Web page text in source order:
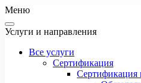
Меню
Услуги и направления
Все услуги
Сертификация
Сертификация